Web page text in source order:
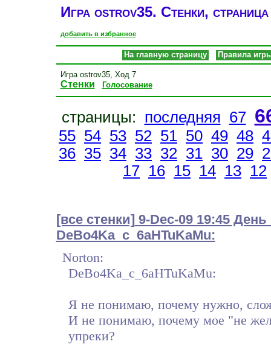
Игра ostrov35. Стенки,
добавить в избранное
На главную страницу Правила
Игра ostrov35, Ход 7
Стенки Голосование
страницы: последняя 67
55 54 53 52 51 50 49 48
36 35 34 33 32 31 30 29
17 16 15 14 13 12
[все стенки] 9-Dec-09 19:45
DeBo4Ka_c_6aHTuKaMu:
Norton:
DeBo4Ka_c_6aHTuKaMu:
Я не понимаю, почему нужно,
И не понимаю, почему мое "не
упреки?